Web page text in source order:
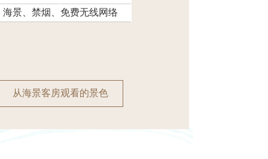
海景、禁烟、免费无线网络
从海景客房观看的景色